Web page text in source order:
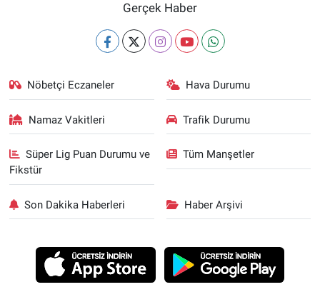
Gerçek Haber
Nöbetçi Eczaneler Hava Durumu
Namaz Vakitleri Trafik Durumu
Süper Lig Puan Durumu ve
Fikstür
Tüm Manşetler
Son Dakika Haberleri Haber Arşivi